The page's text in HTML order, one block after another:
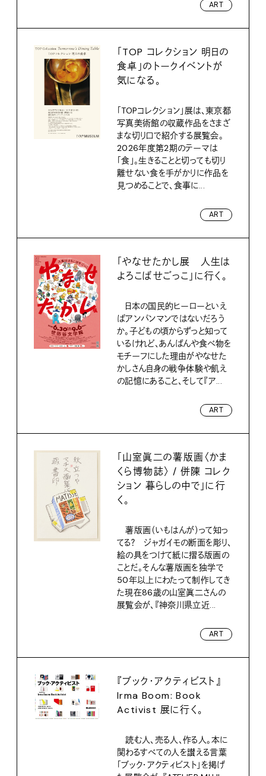
ART
「TOP コレクション 明日の
食卓」のトークイベントが
気になる。
「TOPコレクション」展は、東京都
写真美術館の収蔵作品をさまざ
まな切り口で紹介する展覧会。
2026年度第2期のテーマは
「食」。生きることと切っても切り
離せない食を手がかりに作品を
見つめることで、食事に...
ART
「やなせたかし展 人生は
よろこばせごっこ」に行く。
日本の国民的ヒーローといえ
ばアンパンマンではないだろう
か。子どもの頃からずっと知って
いるけれど、あんぱんや食べ物を
モチーフにした理由がやなせた
かしさん自身の戦争体験や飢え
の記憶にあること、そして『ア...
ART
「山室眞二の薯版画〈かま
くら博物誌〉 / 併陳 コレク
ション 暮らしの中で」に行
く。
薯版画（いもはんが）って知っ
てる？ ジャガイモの断面を彫り、
絵の具をつけて紙に摺る版画の
ことだ。そんな薯版画を独学で
50年以上にわたって制作してき
た現在86歳の山室眞二さんの
展覧会が、『神奈川県立近...
ART
『ブック・アクティビスト』
Irma Boom: Book
Activist 展に行く。
読む人、売る人、作る人。本に
関わるすべての人を讃える言葉
「ブック・アクティビスト」を掲げ